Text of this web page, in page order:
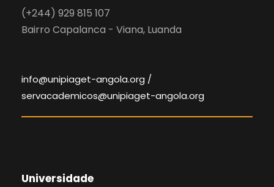
(+244) 929 815 107
Bairro Capalanca - Viana, Luanda
info@unipiaget-angola.org /
servacademicos@unipiaget-angola.org
Universidade